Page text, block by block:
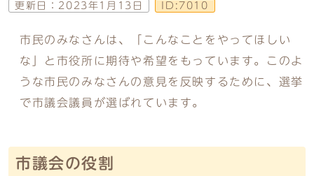
更新日： 2023年1月13日 ID:7010
市民のみなさんは、「こんなことをやってほしい
な」と市役所に期待や希望をもっています。このよ
うな市民のみなさんの意見を反映するために、選挙
で市議会議員が選ばれています。
市議会の役割